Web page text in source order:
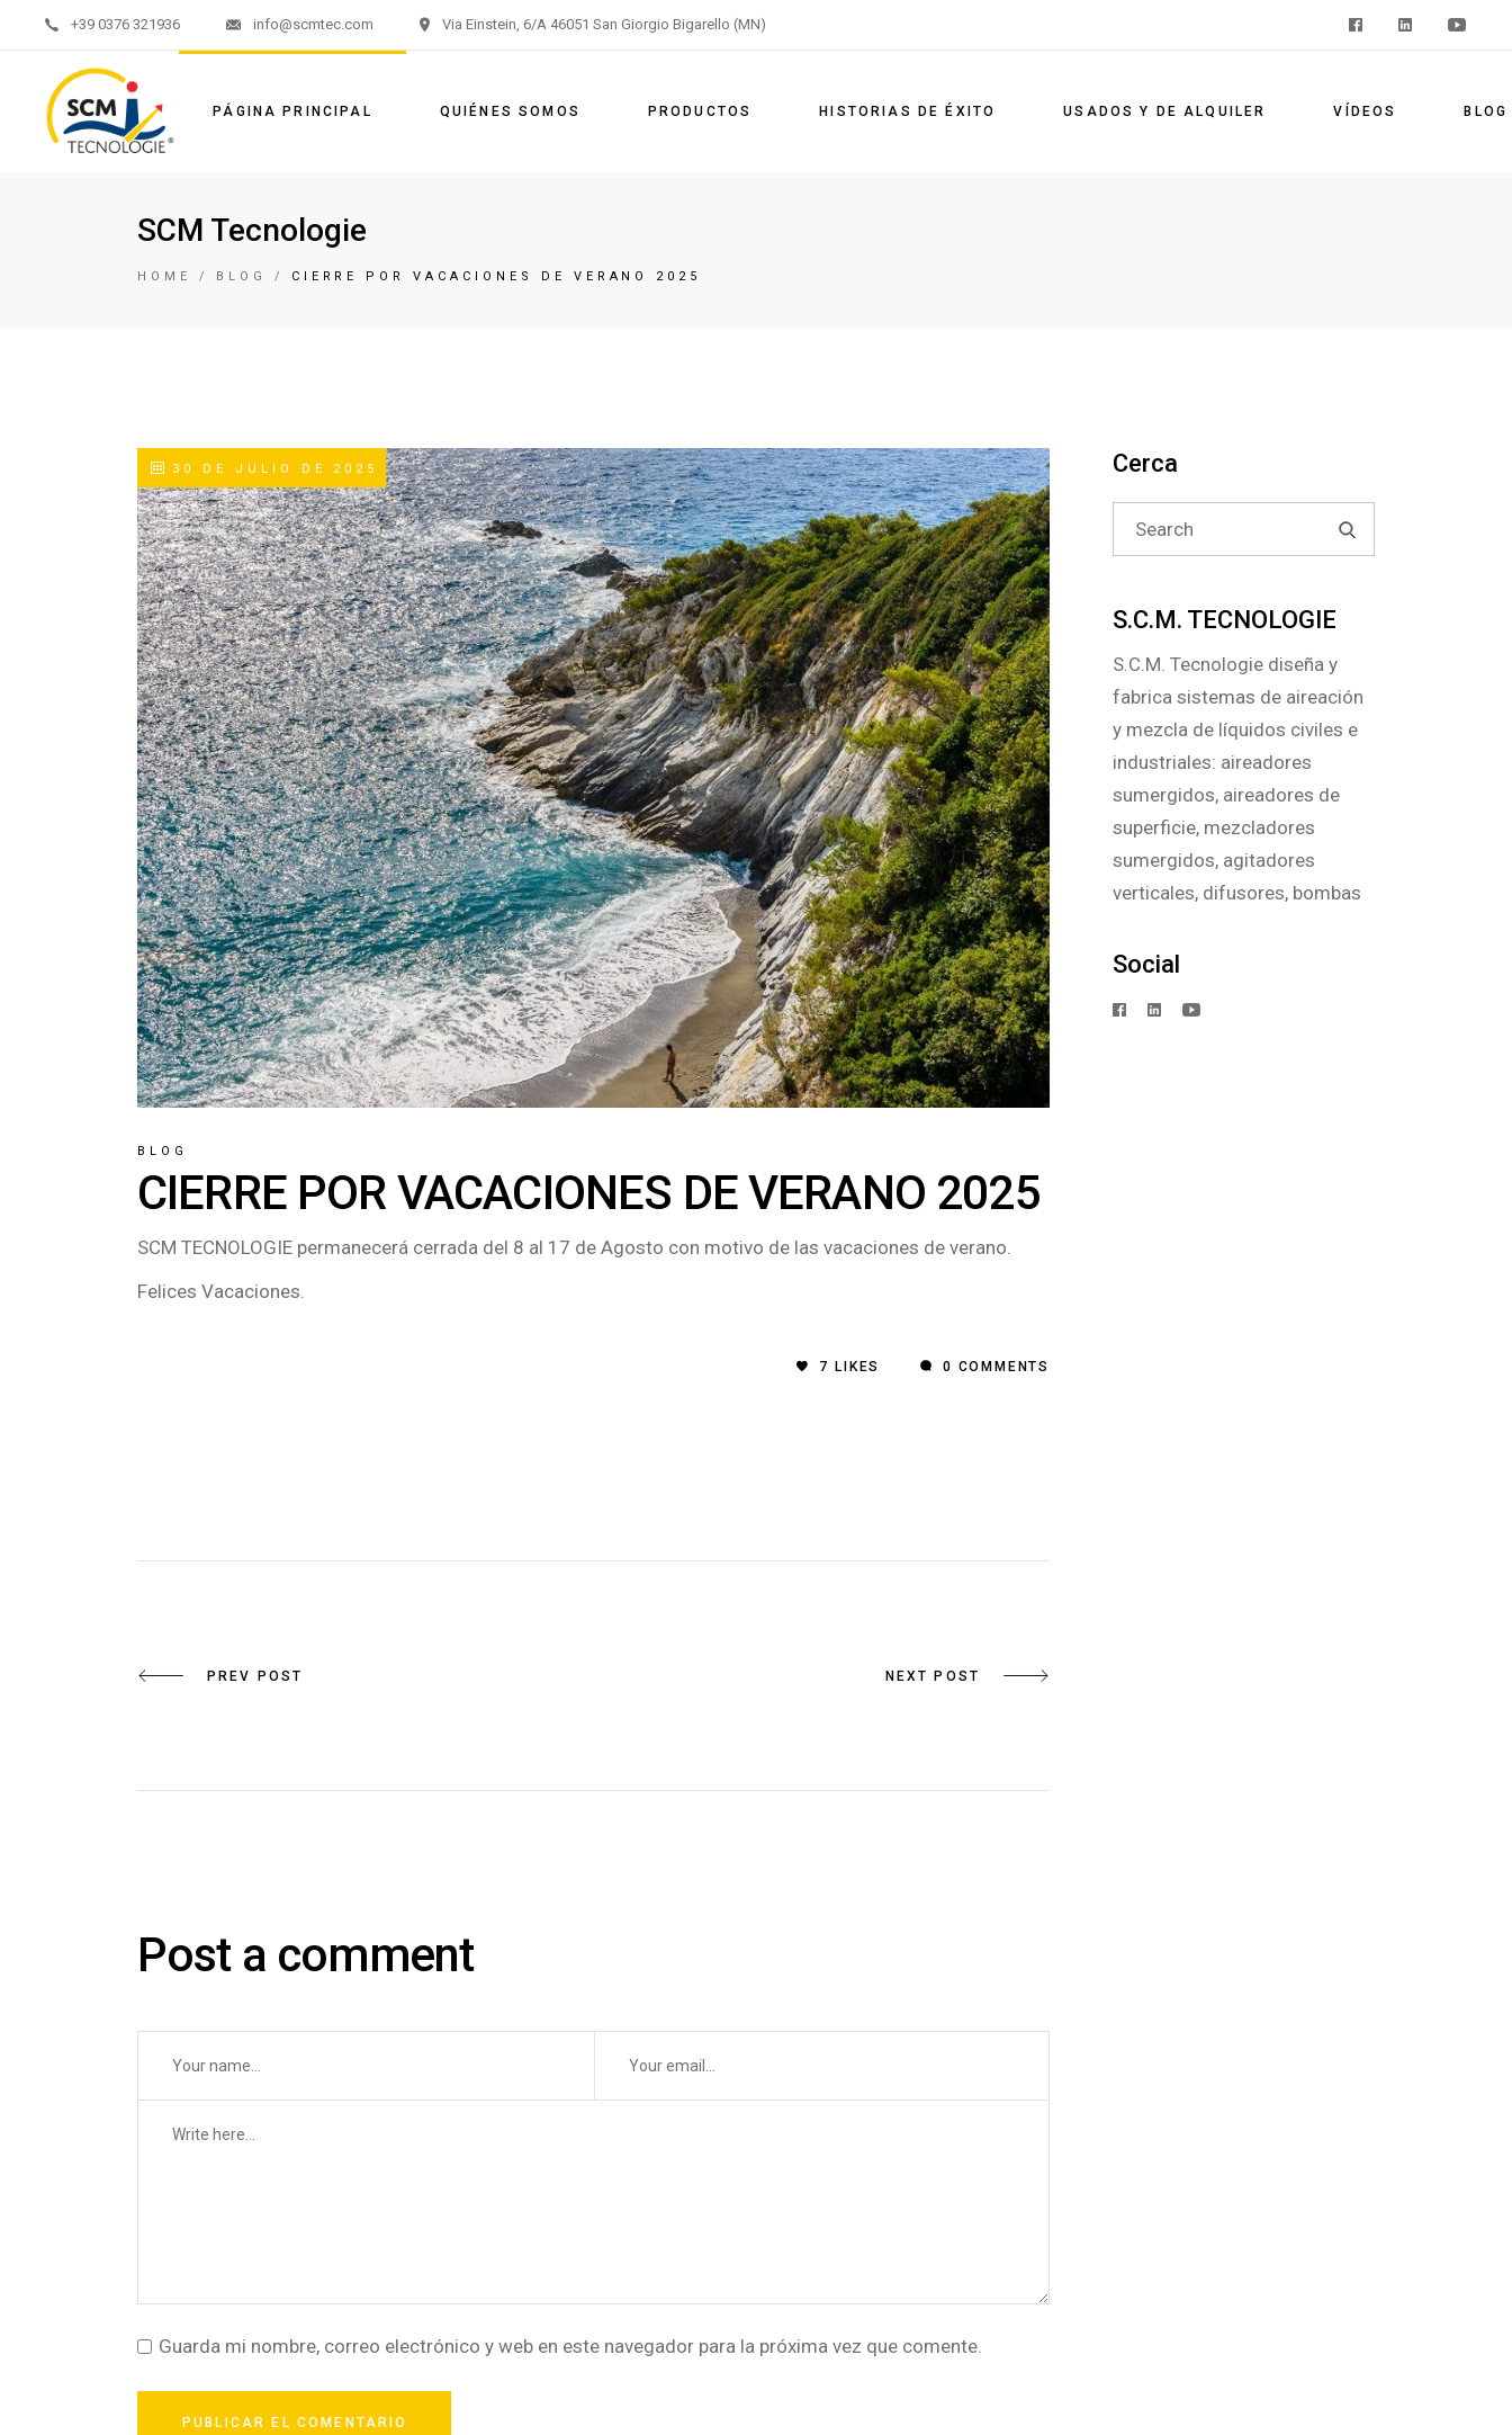
+39 0376 321936 info@scmtec.com Via Einstein, 6/A 46051 San Giorgio Bigarello (MN)
PÁGINA PRINCIPAL QUIÉNES SOMOS PRODUCTOS HISTORIAS DE ÉXITO USADOS Y DE ALQUILER VÍDEOS BLOG
SCM Tecnologie
HOME BLOG CIERRE POR VACACIONES DE VERANO 2025
30 DE JULIO DE 2025
BLOG
CIERRE POR VACACIONES DE VERANO 2025
SCM TECNOLOGIE permanecerá cerrada del 8 al 17 de Agosto con motivo de las vacaciones de verano.
Felices Vacaciones.
7 LIKES 0 COMMENTS
PREV POST NEXT POST
Post a comment
Guarda mi nombre, correo electrónico y web en este navegador para la próxima vez que comente.
PUBLICAR EL COMENTARIO
Cerca
Search
for:
S.C.M. TECNOLOGIE
S.C.M. Tecnologie diseña y
fabrica sistemas de aireación
y mezcla de líquidos civiles e
industriales: aireadores
sumergidos, aireadores de
superficie, mezcladores
sumergidos, agitadores
verticales, difusores, bombas
Social